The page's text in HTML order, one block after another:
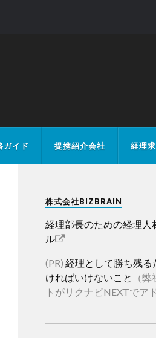
ガイド 提携紹介会社 経理
株式会社BIZBRAIN
経理部長のための経理人
ル
(PR) 経理として勝ち残る
ければいけないこと
（
トがリクナビNEXTでア